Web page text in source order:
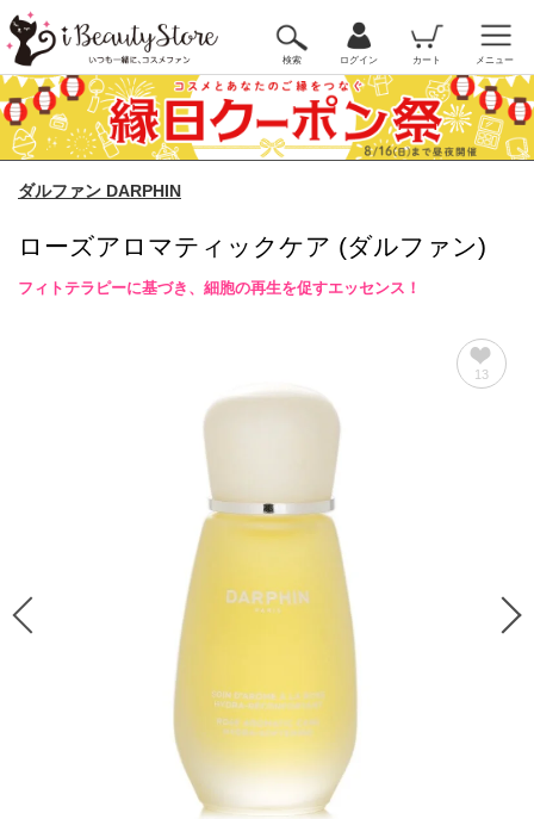
検索 ログイン カート メニュー
ダルファン DARPHIN
ローズアロマティックケア (ダルファン)
フィトテラピーに基づき、細胞の再生を促すエッセンス！
13